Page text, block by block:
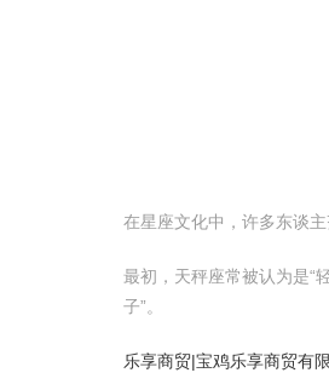
在星座文化中，许多东谈
最初，天秤座常被认为是“
子”。
乐享商贸|宝鸡乐享商贸有